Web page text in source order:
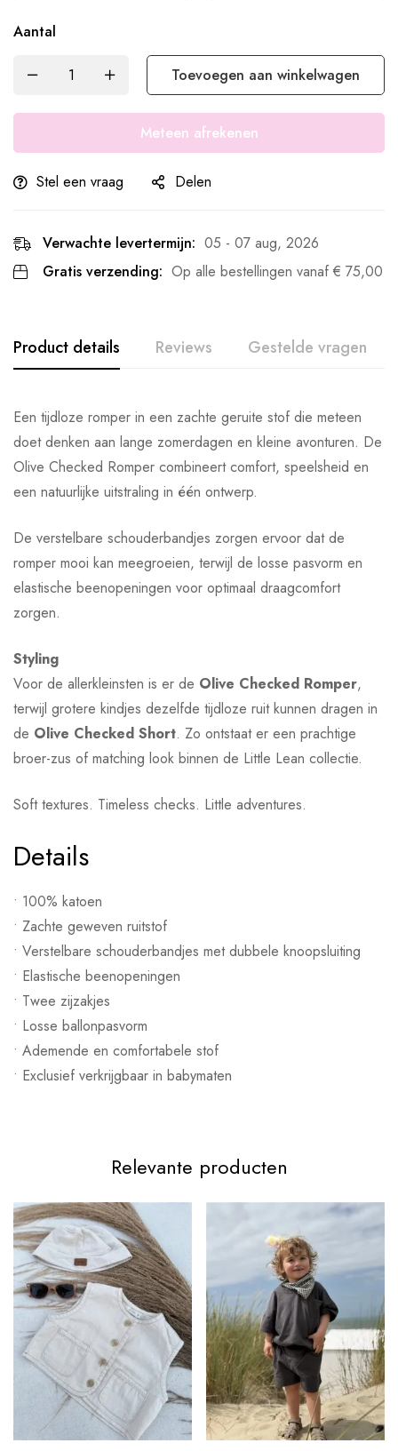
Aantal
Toevoegen aan winkelwagen
Meteen afrekenen
Stel een vraag Delen
Verwachte levertermijn: 05 - 07 aug, 2026
Gratis verzending: Op alle bestellingen vanaf € 75,00
Product details Reviews Gestelde vragen
Een tijdloze romper in een zachte geruite stof die meteen
doet denken aan lange zomerdagen en kleine avonturen. De
Olive Checked Romper combineert comfort, speelsheid en
een natuurlijke uitstraling in één ontwerp.
De verstelbare schouderbandjes zorgen ervoor dat de
romper mooi kan meegroeien, terwijl de losse pasvorm en
elastische beenopeningen voor optimaal draagcomfort
zorgen.
Styling
Voor de allerkleinsten is er de Olive Checked Romper,
terwijl grotere kindjes dezelfde tijdloze ruit kunnen dragen in
de Olive Checked Short. Zo ontstaat er een prachtige
broer-zus of matching look binnen de Little Lean collectie.
Soft textures. Timeless checks. Little adventures.
Details
• 100% katoen
• Zachte geweven ruitstof
• Verstelbare schouderbandjes met dubbele knoopsluiting
• Elastische beenopeningen
• Twee zijzakjes
• Losse ballonpasvorm
• Ademende en comfortabele stof
• Exclusief verkrijgbaar in babymaten
Relevante producten